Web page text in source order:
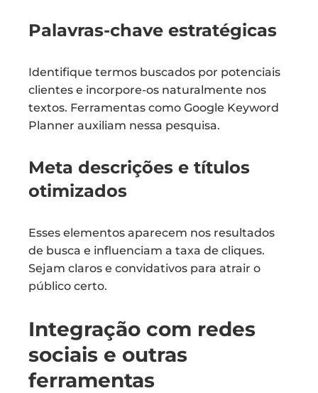
Palavras-chave estratégicas
Identifique termos buscados por potenciais
clientes e incorpore-os naturalmente nos
textos. Ferramentas como Google Keyword
Planner auxiliam nessa pesquisa.
Meta descrições e títulos
otimizados
Esses elementos aparecem nos resultados
de busca e influenciam a taxa de cliques.
Sejam claros e convidativos para atrair o
público certo.
Integração com redes
sociais e outras
ferramentas